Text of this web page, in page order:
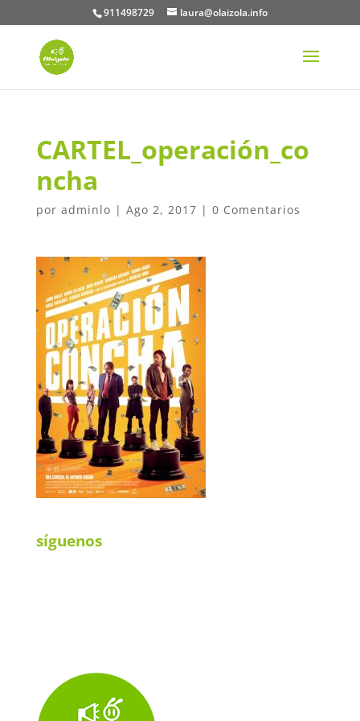
911498729 laura@olaizola.info
CARTEL_operación_co
ncha
por adminlo | Ago 2, 2017 | 0 Comentarios
síguenos